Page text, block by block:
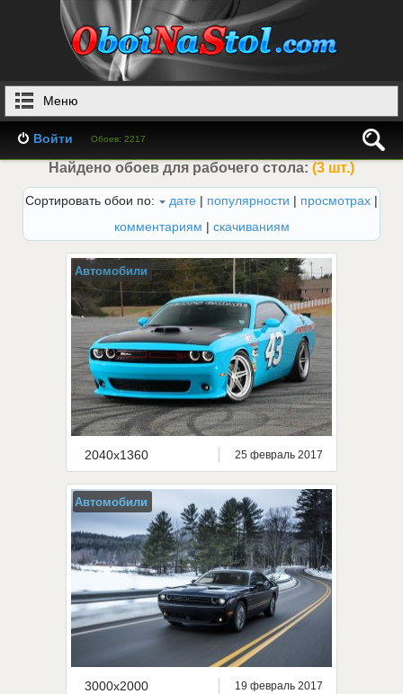
Меню
Войти Обоев: 2217
Найдено обоев для рабочего стола: (3 шт.)
Сортировать обои по: дате | популярности | просмотрах |
комментариям | скачиваниям
Автомобили
2040x1360 25 февраль 2017
Автомобили
3000x2000 19 февраль 2017